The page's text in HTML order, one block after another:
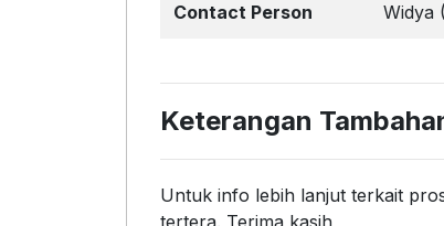
Contact Person Widya
Keterangan
Untuk info lebih lanjut terkait
tertera. Terima kasih